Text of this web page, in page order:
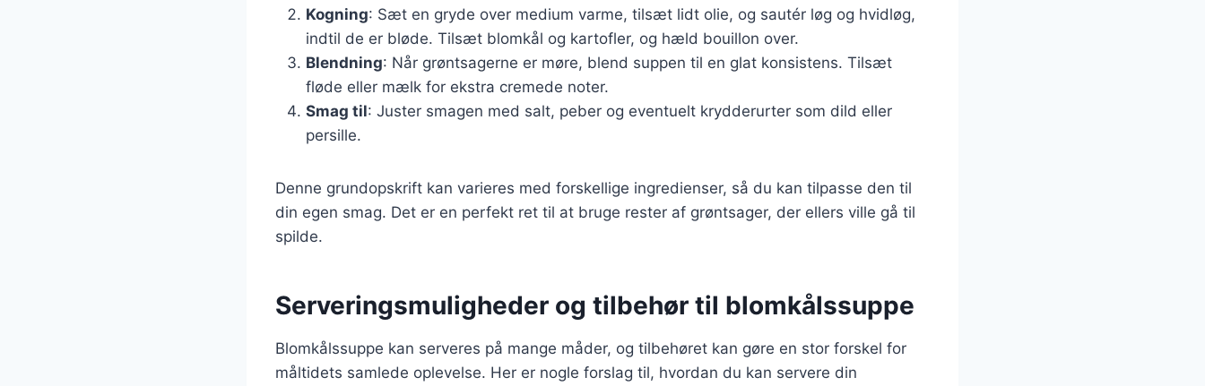
Kogning: Sæt en gryde over medium varme, tilsæt lidt olie, og sautér løg og hvidløg,
indtil de er bløde. Tilsæt blomkål og kartofler, og hæld bouillon over.
Blendning: Når grøntsagerne er møre, blend suppen til en glat konsistens. Tilsæt
fløde eller mælk for ekstra cremede noter.
Smag til: Juster smagen med salt, peber og eventuelt krydderurter som dild eller
persille.
Denne grundopskrift kan varieres med forskellige ingredienser, så du kan tilpasse den til
din egen smag. Det er en perfekt ret til at bruge rester af grøntsager, der ellers ville gå til
spilde.
Serveringsmuligheder og tilbehør til blomkålssuppe
Blomkålssuppe kan serveres på mange måder, og tilbehøret kan gøre en stor forskel for
måltidets samlede oplevelse. Her er nogle forslag til, hvordan du kan servere din